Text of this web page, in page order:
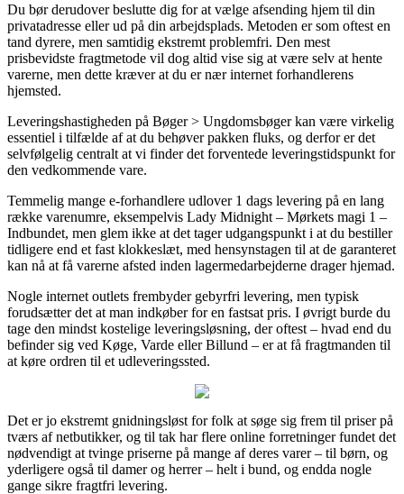
Du bør derudover beslutte dig for at vælge afsending hjem til din
privatadresse eller ud på din arbejdsplads. Metoden er som oftest en
tand dyrere, men samtidig ekstremt problemfri. Den mest
prisbevidste fragtmetode vil dog altid vise sig at være selv at hente
varerne, men dette kræver at du er nær internet forhandlerens
hjemsted.
Leveringshastigheden på Bøger > Ungdomsbøger kan være virkelig
essentiel i tilfælde af at du behøver pakken fluks, og derfor er det
selvfølgelig centralt at vi finder det forventede leveringstidspunkt for
den vedkommende vare.
Temmelig mange e-forhandlere udlover 1 dags levering på en lang
række varenumre, eksempelvis Lady Midnight – Mørkets magi 1 –
Indbundet, men glem ikke at det tager udgangspunkt i at du bestiller
tidligere end et fast klokkeslæt, med hensynstagen til at de garanteret
kan nå at få varerne afsted inden lagermedarbejderne drager hjemad.
Nogle internet outlets frembyder gebyrfri levering, men typisk
forudsætter det at man indkøber for en fastsat pris. I øvrigt burde du
tage den mindst kostelige leveringsløsning, der oftest – hvad end du
befinder sig ved Køge, Varde eller Billund – er at få fragtmanden til
at køre ordren til et udleveringssted.
Det er jo ekstremt gnidningsløst for folk at søge sig frem til priser på
tværs af netbutikker, og til tak har flere online forretninger fundet det
nødvendigt at tvinge priserne på mange af deres varer – til børn, og
yderligere også til damer og herrer – helt i bund, og endda nogle
gange sikre fragtfri levering.